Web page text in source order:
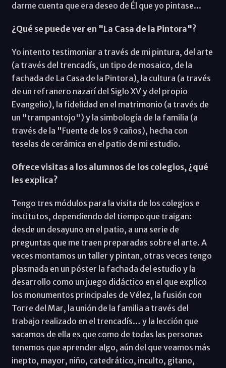
darme cuenta que era deseo de Él que yo pintase...
¿Qué se puede ver en "La Casa de la Pintora"?
Yo intento testimoniar a través de mi pintura, del arte
(a través del trencadís, un tipo de mosaico, de la
fachada de La Casa de la Pintora), la cultura (a través
de un refranero nazarí del Siglo XV y del propio
Evangelio), la fidelidad en el matrimonio (a través de
un "trampantojo") y la simbología de la familia (a
través de la "Fuente de los 9 caños), hecha con
teselas de cerámica en el patio de mi estudio.
Ofrece visitas a los alumnos de los colegios, ¿qué
les explica?
Tengo tres módulos para la visita de los colegios e
institutos, dependiendo del tiempo que traigan:
desde un desayuno en el patio, a una serie de
preguntas que me traen preparadas sobre el arte. A
veces montamos un taller y pintan, otras veces tengo
plasmada en un póster la fachada del estudio y la
desarrollo como un juego didáctico en el que explico
los monumentos principales de Vélez, la fusión con
Torre del Mar, la unión de la familia a través del
trabajo realizado en el trencadís… y la lección que
sacamos de ella es que como de todas las personas
tenemos que aprender algo, aún del que veamos más
inepto, mayor, niño, catedrático, inculto, gitano,